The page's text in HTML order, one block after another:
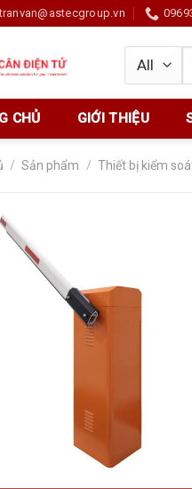
CHỦ GIỚI THIỆU
/ Sản phẩm / Thiết bị kiểm